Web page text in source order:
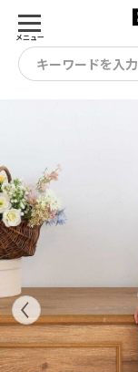
メニュー
キーワードを入力